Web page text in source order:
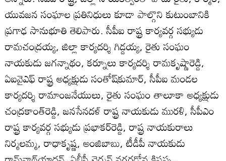
యువజన సంఘాల ప్రతినిధులు కూడా పాల్గొని కుటుంబానికి
ప్రగాఢ సానుభూతి తెలిపారు. సీపీఐ రాష్ట్ర కార్యవర్గ సభ్యుడు
రామచంద్రయ్య, జిల్లా కార్యదర్శి గిడ్డయ్య, రైతు సంఘం
నాయకుడు జగన్నాథం, కర్నూలు కార్యదర్శి రామకృష్ణారెడ్డి,
ఏఐవైఎఫ్‌ రాష్ట్ర అధ్యక్షుడు సంతోష్‌కుమార్‌, సీపీఐ మండల
కార్యదర్శి రామాంజనేయులు, రైతు సంఘం తాలూకా అధ్యక్షుడు
చంద్రకాంత్‌రెడ్డి, జనసేనదళ్‌ రాష్ట్ర నాయకుడు మురళి, సీపీఎం
రాష్ట్ర కార్యవర్గ సభ్యుడు ప్రభాకర్‌రెడ్డి, రాష్ట్ర నాయకురాలు
నిర్మలమ్మ, రాధాకృష్ణ, అంజిబాబు, టీడీపీ నాయకుడు